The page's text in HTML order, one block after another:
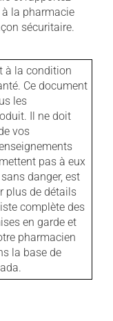
la pharmacie
sécuritaire.
à la condition
Ce document
les
Il ne doit
vos
pas à eux
danger, est
plus de détails
complète des
en garde et
pharmacien
la base de